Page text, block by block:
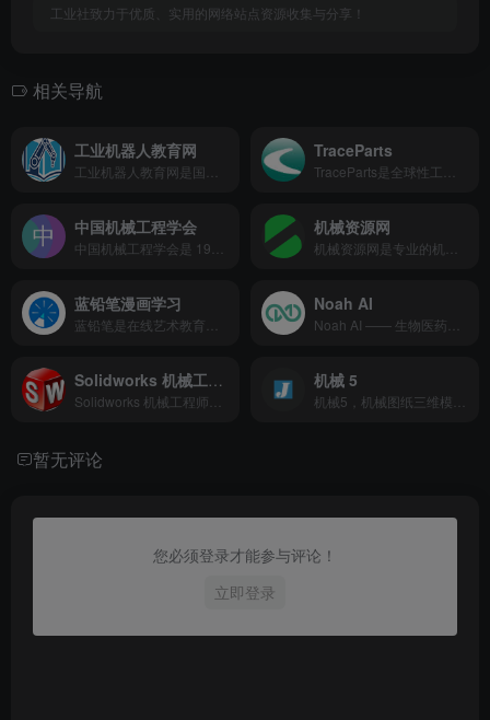
工业社致力于优质、实用的网络站点资源收集与分享！
相关导航
工业机器人教育网 TraceParts
中国机械工程学会 机械资源网
蓝铅笔漫画学习 Noah AI
Solidworks 机械工程师网 机械 5
暂无评论
您必须登录才能参与评论！
立即登录